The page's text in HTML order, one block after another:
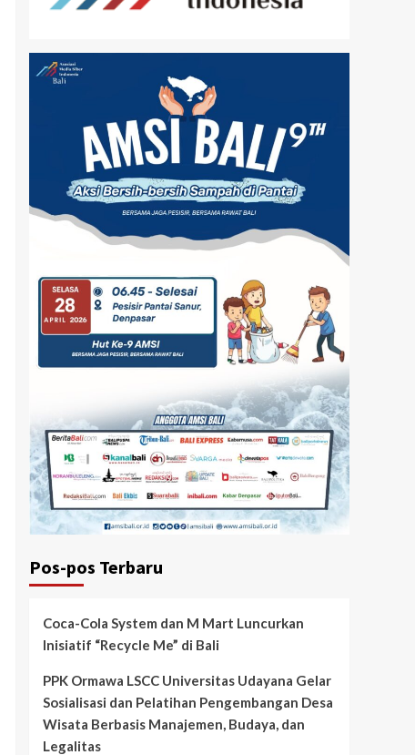
Pos-pos Terbaru
Coca-Cola System dan M Mart Luncurkan
Inisiatif “Recycle Me” di Bali
PPK Ormawa LSCC Universitas Udayana Gelar
Sosialisasi dan Pelatihan Pengembangan Desa
Wisata Berbasis Manajemen, Budaya, dan
Legalitas